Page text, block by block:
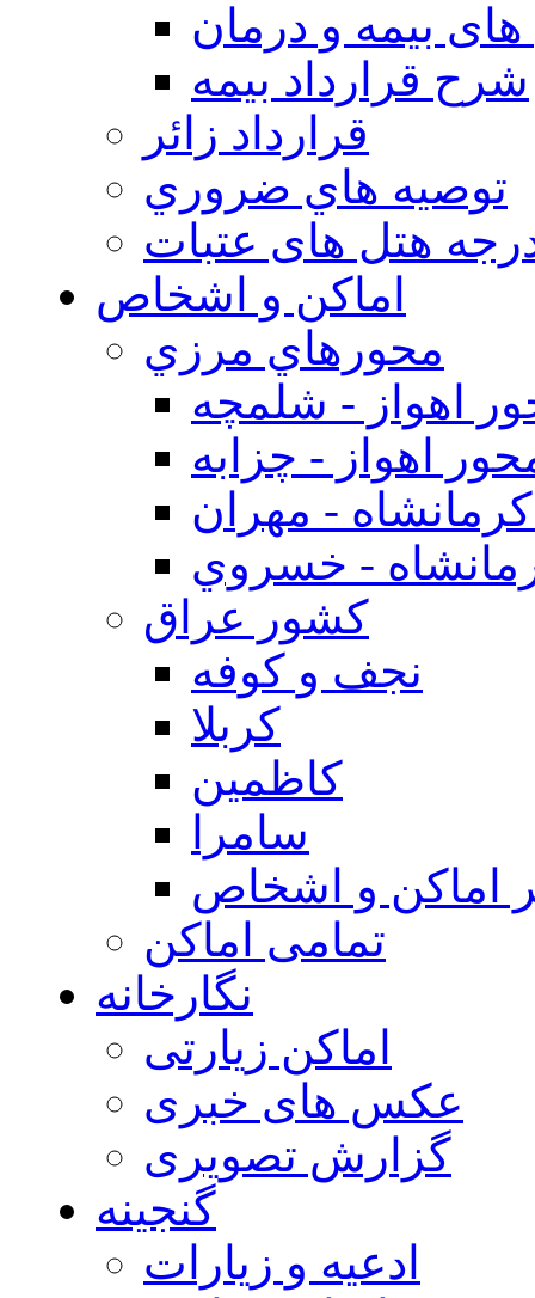
بیمه و درمان
شرح قرارداد بیمه
قرارداد زائر
توصيه هاي ضروري
هتل های عتبات
اماکن و اشخاص
محورهاي مرزي
اهواز - شلمچه
اهواز - چزابه
- مهران
- خسروي
كشور عراق
نجف و كوفه
كربلا
كاظمين
سامرا
اماكن و اشخاص
تمامی اماکن
نگارخانه
اماکن زیارتی
عکس های خبری
گزارش تصویری
گنجینه
ادعیه و زیارات